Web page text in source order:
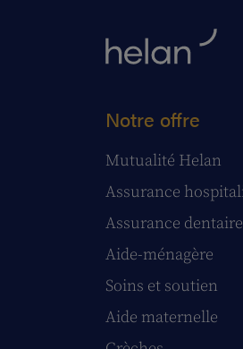
Notre offre
Mutualité Helan
Assurance
Assurance
Aide-ménagère
Soins et soutien
Aide maternelle